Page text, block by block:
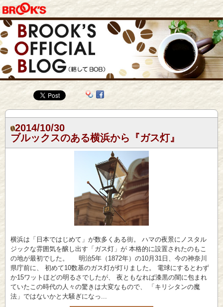
2014/10/30
ブルックスのある横浜から『ガス灯』
横浜は「日本ではじめて」が数多くある街。 ハマの夜景にノスタル
ジックな雰囲気を醸し出す「ガス灯」が 本格的に設置されたのもこ
の地が最初でした。 明治5年（1872年）の10月31日、今の神奈川
県庁前に、 初めて10数基のガス灯が灯りました。 電球にするとわず
か15ワットほどの明るさでしたが、 夜ともなれば漆黒の闇に包まれ
ていたこの時代の人々の驚きは大変なもので、 「キリシタンの魔
法」ではないかと大騒ぎになっ...